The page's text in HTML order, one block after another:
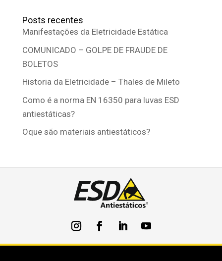
Posts recentes
Manifestações da Eletricidade Estática
COMUNICADO – GOLPE DE FRAUDE DE
BOLETOS
Historia da Eletricidade – Thales de Mileto
Como é a norma EN 16350 para luvas ESD
antiestáticas?
Oque são materiais antiestáticos?